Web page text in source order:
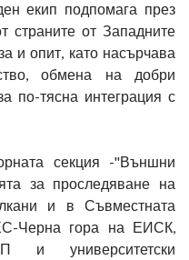
екип подпомага през
страните от Западните
и опит, като насърчава
обмена на добри
по-тясна интеграция с
секция -"Външни
за проследяване на
и в Съвместната
Черна гора на ЕИСК,
и университетски